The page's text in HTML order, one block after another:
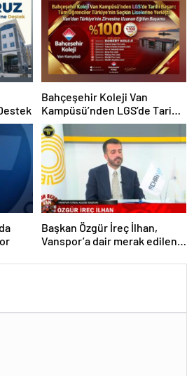
Bahçeşehir Koleji Van
Kampüsü’nden LGS’de Tarihi
Başarı: Tüm Öğrenciler
Türkiye’nin Seçkin Liselerine
Yerleşti
Başkan Özgür İreç İlhan,
Vanspor’a dair merak edilen
açıkladı!